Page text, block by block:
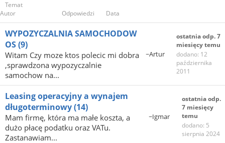
Temat
Autor
Odpowiedzi Data
WYPOZYCZALNIA SAMOCHODOW
OS(9)
Witam Czy moze ktos polecic mi dobra
,sprawdzona wypozyczalnie
samochow na...
~Artur
ostatnia odp. 7
miesięcy temu
dodano: 12
października
2011
Leasing operacyjny a wynajem
długoterminowy(14)
Mam firmę, która ma małe koszta, a
dużo płacę podatku oraz VATu.
Zastanawiam...
~Igmar
ostatnia odp.
7 miesięcy
temu
dodano: 5
sierpnia 2024